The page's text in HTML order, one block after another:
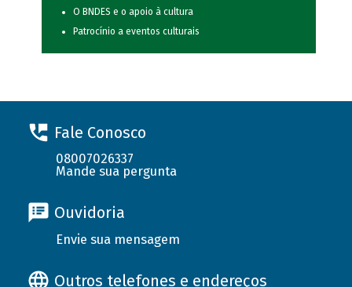
O BNDES e o apoio à cultura
Patrocínio a eventos culturais
Fale Conosco
08007026337
Mande sua pergunta
Ouvidoria
Envie sua mensagem
Outros telefones e endereços